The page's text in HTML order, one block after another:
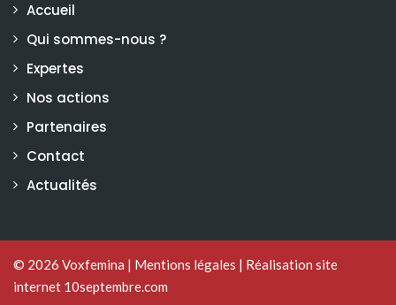
Accueil
Qui sommes-nous ?
Expertes
Nos actions
Partenaires
Contact
Actualités
© 2026 Voxfemina | Mentions légales | Réalisation site
internet 10septembre.com